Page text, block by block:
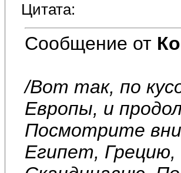
Цитата:
Сообщение от
/Вот так, по
Европы, и
Посмотрите
Египет,